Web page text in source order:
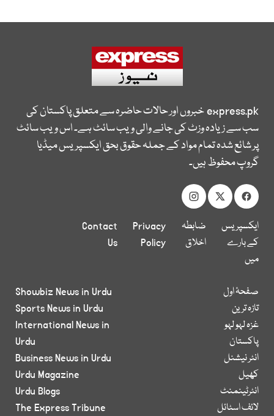
express.pkخبروں اور حالات حاضرہ سے متعلق پاکستان کی
سب سے زیادہ وزٹ کی جانے والی ویب سائٹ ہے۔ اس ویب سائٹ
پر شائع شدہ تمام مواد کے جملہ حقوق بحق ایکسپریس میڈیا
گروپ محفوظ ہیں۔
ایکسپریس
کے بارے
میں
ضابطہ
اخلاق
Privacy
Policy
Contact
Us
صفحۂ اول
تازہ ترین
غزہ لہو لہو
پاکستان
انٹر نیشنل
کھیل
انٹرٹینمنٹ
لائف اسٹائل
Showbiz News in Urdu
Sports News in Urdu
International News in
Urdu
Business News in Urdu
Urdu Magazine
Urdu Blogs
The Express Tribune